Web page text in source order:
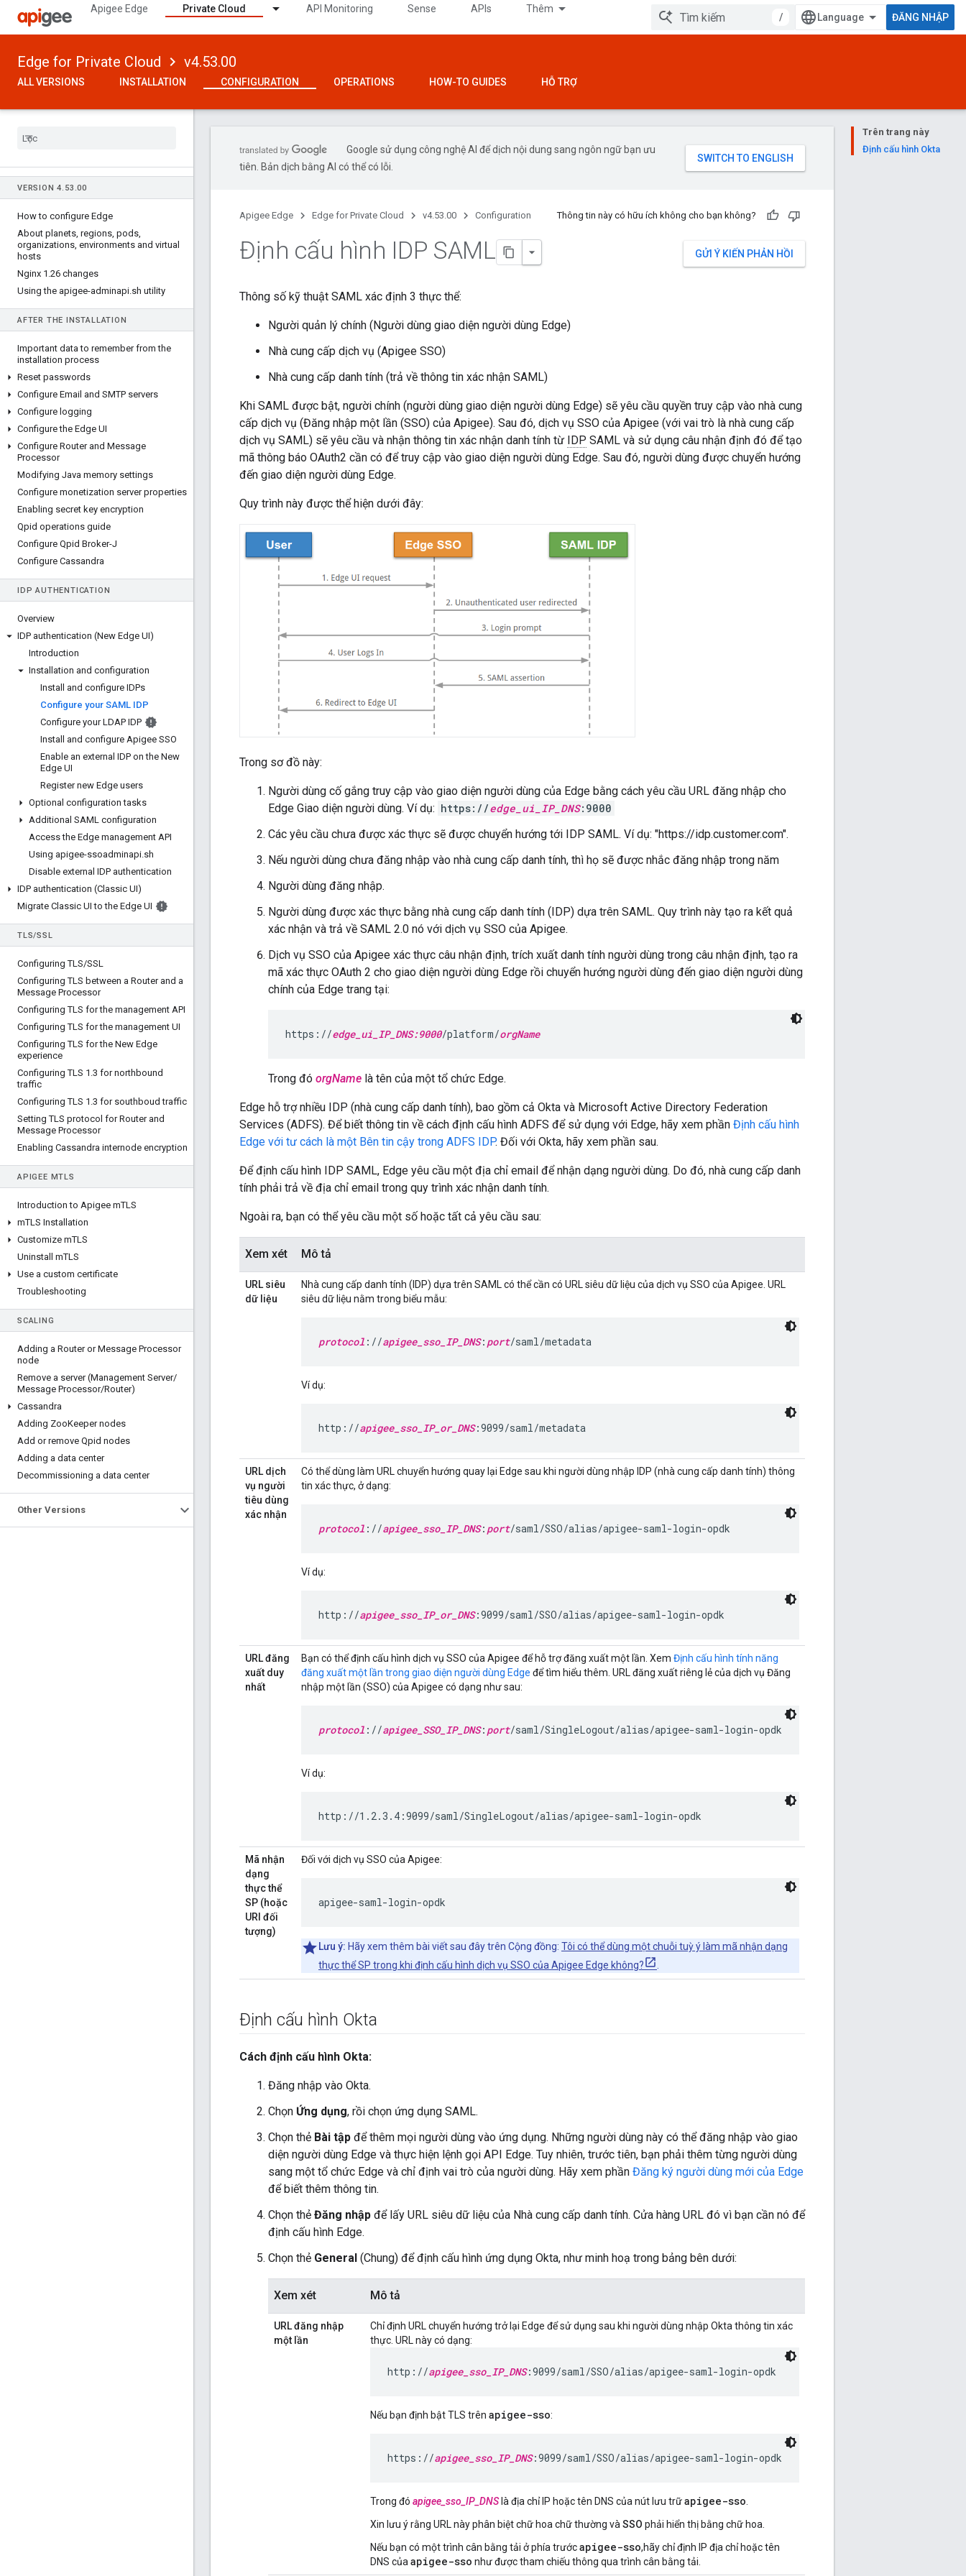
Apigee Edge Private Cloud API Monitoring Sense APIs Thêm
/ ĐĂNG NHẬP
Edge for Private Cloud v4.53.00
ALL VERSIONS INSTALLATION CONFIGURATION OPERATIONS HOW-TO GUIDES HỖ TRỢ
VERSION 4. 53 .00
How to configure Edge
About planets, regions, pods,
organizations, environments and virtual
hosts
Nginx 1 .26 changes
Using the apigee-adminapi.sh utility
AFTER THE INSTALLATION
Important data to remember from the
installation process
Reset passwords
Configure Email and SMTP servers
Configure logging
Configure the Edge UI
Configure Router and Message
Processor
Modifying Java memory settings
Configure monetization server properties
Enabling secret key encryption
Qpid operations guide
Configure Qpid Broker-J
Configure Cassandra
IDP AUTHENTICATION
Overview
IDP authentication (New Edge UI)
Introduction
Installation and configuration
Install and configure IDPs
Configure your SAML IDP
Configure your LDAP IDP
Install and configure Apigee SSO
Enable an external IDP on the New
Edge UI
Register new Edge users
Optional configuration tasks
Additional SAML configuration
Access the Edge management API
Using apigee-ssoadminapi.sh
Disable external IDP authentication
IDP authentication (Classic UI)
Migrate Classic UI to the Edge UI
TLS/SSL
Configuring TLS/SSL
Configuring TLS between a Router and a
Message Processor
Configuring TLS for the management API
Configuring TLS for the management UI
Configuring TLS for the New Edge
experience
Configuring TLS 1 .3 for northbound
traffic
Configuring TLS 1 .3 for southboud traffic
Setting TLS protocol for Router and
Message Processor
Enabling Cassandra internode encryption
APIGEE MTLS
Introduction to Apigee mTLS
mTLS Installation
Customize mTLS
Uninstall mTLS
Use a custom certificate
Troubleshooting
SCALING
Adding a Router or Message Processor
node
Remove a server (Management Server/
Message Processor/Router)
Cassandra
Adding ZooKeeper nodes
Add or remove Qpid nodes
Adding a data center
Decommissioning a data center
Other Versions
Trên trang này
Định cấu hình Okta
Google sử dụng công nghệ AI để dịch nội dung sang ngôn ngữ bạn ưu
tiên. Bản dịch bằng AI có thể có lỗi.
Apigee Edge Edge for Private Cloud v4.53.00 Configuration Thông tin này có hữu ích không cho bạn không?
GỬI Ý KIẾN PHẢN HỒI
Định cấu hình IDP SAML
Thông số kỹ thuật SAML xác định 3 thực thể:
Người quản lý chính (Người dùng giao diện người dùng Edge)
Nhà cung cấp dịch vụ (Apigee SSO)
Nhà cung cấp danh tính (trả về thông tin xác nhận SAML)
Khi SAML được bật, người chính (người dùng giao diện người dùng Edge) sẽ yêu cầu quyền truy cập vào nhà cung
cấp dịch vụ (Đăng nhập một lần (SSO) của Apigee). Sau đó, dịch vụ SSO của Apigee (với vai trò là nhà cung cấp
dịch vụ SAML) sẽ yêu cầu và nhận thông tin xác nhận danh tính từ IDP SAML và sử dụng câu nhận định đó để tạo
mã thông báo OAuth2 cần có để truy cập vào giao diện người dùng Edge. Sau đó, người dùng được chuyển hướng
đến giao diện người dùng Edge.
Quy trình này được thể hiện dưới đây:
Trong sơ đồ này:
Người dùng cố gắng truy cập vào giao diện người dùng của Edge bằng cách yêu cầu URL đăng nhập cho
Edge Giao diện người dùng. Ví dụ: https://edge_ui_IP_DNS:9000
Các yêu cầu chưa được xác thực sẽ được chuyển hướng tới IDP SAML. Ví dụ: "https://idp.customer.com".
Nếu người dùng chưa đăng nhập vào nhà cung cấp danh tính, thì họ sẽ được nhắc đăng nhập trong năm
Người dùng đăng nhập.
Người dùng được xác thực bằng nhà cung cấp danh tính (IDP) dựa trên SAML. Quy trình này tạo ra kết quả
xác nhận và trả về SAML 2.0 nó với dịch vụ SSO của Apigee.
Dịch vụ SSO của Apigee xác thực câu nhận định, trích xuất danh tính người dùng trong câu nhận định, tạo ra
mã xác thực OAuth 2 cho giao diện người dùng Edge rồi chuyển hướng người dùng đến giao diện người dùng
chính của Edge trang tại:
https://edge_ui_IP_DNS:9000/platform/orgName
Trong đó orgName là tên của một tổ chức Edge.
Edge hỗ trợ nhiều IDP (nhà cung cấp danh tính), bao gồm cả Okta và Microsoft Active Directory Federation
Services (ADFS). Để biết thông tin về cách định cấu hình ADFS để sử dụng với Edge, hãy xem phần Định cấu hình
Edge với tư cách là một Bên tin cậy trong ADFS IDP. Đối với Okta, hãy xem phần sau.
Để định cấu hình IDP SAML, Edge yêu cầu một địa chỉ email để nhận dạng người dùng. Do đó, nhà cung cấp danh
tính phải trả về địa chỉ email trong quy trình xác nhận danh tính.
Ngoài ra, bạn có thể yêu cầu một số hoặc tất cả yêu cầu sau:
Xem xét Mô tả
URL siêu
dữ liệu
Nhà cung cấp danh tính (IDP) dựa trên SAML có thể cần có URL siêu dữ liệu của dịch vụ SSO của Apigee. URL
siêu dữ liệu nằm trong biểu mẫu:
protocol ://apigee_sso_IP_DNS: port/saml/metadata
Ví dụ:
http://apigee_sso_IP_or_DNS:9099/saml/metadata
URL dịch
vụ người
tiêu dùng
xác nhận
Có thể dùng làm URL chuyển hướng quay lại Edge sau khi người dùng nhập IDP (nhà cung cấp danh tính) thông
tin xác thực, ở dạng:
protocol ://apigee_sso_IP_DNS: port/saml/SSO/alias/apigee-saml-login-opdk
Ví dụ:
http://apigee_sso_IP_or_DNS:9099/saml/SSO/alias/apigee-saml-login-opdk
URL đăng
xuất duy
nhất
Bạn có thể định cấu hình dịch vụ SSO của Apigee để hỗ trợ đăng xuất một lần. Xem Định cấu hình tính năng
đăng xuất một lần trong giao diện người dùng Edge để tìm hiểu thêm. URL đăng xuất riêng lẻ của dịch vụ Đăng
nhập một lần (SSO) của Apigee có dạng như sau:
protocol ://apigee_SSO_IP_DNS: port/saml/SingleLogout/alias/apigee-saml-login-opdk
Ví dụ:
http://1.2.3.4:9099/saml/SingleLogout/alias/apigee-saml-login-opdk
Mã nhận
dạng
thực thể
SP (hoặc
URI đối
tượng)
Đối với dịch vụ SSO của Apigee:
apigee-saml-login-opdk
Lưu ý: Hãy xem thêm bài viết sau đây trên Cộng đồng: Tôi có thể dùng một chuỗi tuỳ ý làm mã nhận dạng
thực thể SP trong khi định cấu hình dịch vụ SSO của Apigee Edge không?
.
Định cấu hình Okta
Cách định cấu hình Okta:
Đăng nhập vào Okta.
Chọn Ứng dụng, rồi chọn ứng dụng SAML.
Chọn thẻ Bài tập để thêm mọi người dùng vào ứng dụng. Những người dùng này có thể đăng nhập vào giao
diện người dùng Edge và thực hiện lệnh gọi API Edge. Tuy nhiên, trước tiên, bạn phải thêm từng người dùng
sang một tổ chức Edge và chỉ định vai trò của người dùng. Hãy xem phần Đăng ký người dùng mới của Edge
để biết thêm thông tin.
Chọn thẻ Đăng nhập để lấy URL siêu dữ liệu của Nhà cung cấp danh tính. Cửa hàng URL đó vì bạn cần nó để
định cấu hình Edge.
Chọn thẻ General (Chung) để định cấu hình ứng dụng Okta, như minh hoạ trong bảng bên dưới:
Xem xét Mô tả
URL đăng nhập
một lần
Chỉ định URL chuyển hướng trở lại Edge để sử dụng sau khi người dùng nhập Okta thông tin xác
thực. URL này có dạng:
http://apigee_sso_IP_DNS:9099/saml/SSO/alias/apigee-saml-login-opdk
Nếu bạn định bật TLS trên apigee-sso:
https://apigee_sso_IP_DNS:9099/saml/SSO/alias/apigee-saml-login-opdk
Trong đó apigee_sso_IP_DNSlà địa chỉ IP hoặc tên DNS của nút lưu trữapigee-sso.
Xin lưu ý rằng URL này phân biệt chữ hoa chữ thường vàSSO phải hiển thị bằng chữ hoa.
Nếu bạn có một trình cân bằng tải ở phía trướcapigee-sso,hãy chỉ định IP địa chỉ hoặc tên
DNS củaapigee-sso như được tham chiếu thông qua trình cân bằng tải.